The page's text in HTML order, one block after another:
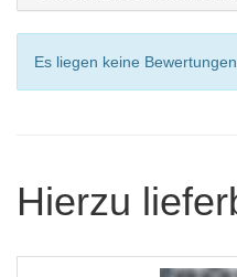
Es liegen keine
Hierzu